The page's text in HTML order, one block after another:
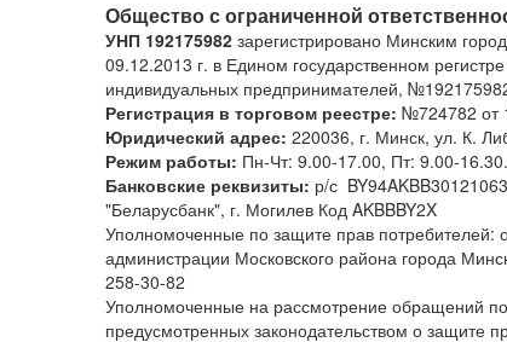
Общество с ограниченной
УНП 192175982 зарегистрировано Минским
09.12.2013 г. в Едином государственном регистре
индивидуальных предпринимателей, №
Регистрация в торговом реестре: №724782 от
Юридический адрес: 220036, г. Минск, ул. К.
Режим работы: Пн-Чт: 9.00-17.00, Пт: 9.00-
Банковские реквизиты: р/с
"Беларусбанк", г. Могилев Код AKBBBY2X
Уполномоченные по защите прав потребителей:
администрации Московского района города
258-30-82
Уполномоченные на рассмотрение обращений
предусмотренных законодательством о защите